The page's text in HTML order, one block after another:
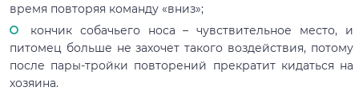
время повторяя команду «вниз»;
кончик собачьего носа – чувствительное место, и
питомец больше не захочет такого воздействия, потому
после пары-тройки повторений прекратит кидаться на
хозяина.